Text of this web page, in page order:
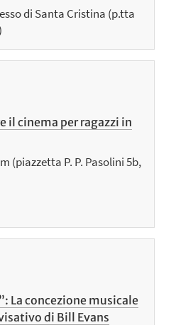
di Santa Cristina (p.tta
il cinema per ragazzi in
(piazzetta P. P. Pasolini 5b,
La concezione musicale
di Bill Evans